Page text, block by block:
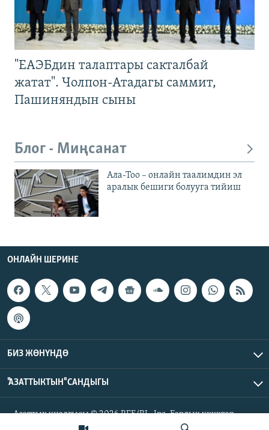
"ЕАЭБдин талаптары сакталбай
жатат". Чолпон-Атадагы саммит,
Пашиняндын сыны
Блог - Миңсанат
Ала-Тоо – онлайн таалимдин эл
аралык бешиги болууга тийиш
ОНЛАЙН ШЕРИНЕ
БИЗ ЖӨНҮНДӨ
"АЗАТТЫКТЫН" САНДЫГЫ
Азаттык үналгысы © 2026 RFE/RL, Inc. Бардык укуктар